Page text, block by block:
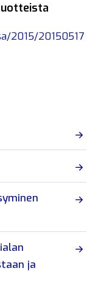
2015/20150517
ja